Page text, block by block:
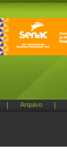
Arquivo